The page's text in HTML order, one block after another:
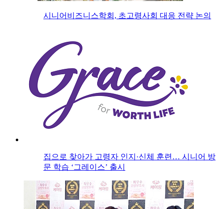
시니어비즈니스학회, 초고령사회 대응 전략 논의
집으로 찾아가 고령자 인지·신체 훈련… 시니어 방
문 학습 ‘그레이스’ 출시